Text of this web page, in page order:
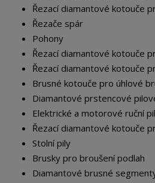
Řezací diamantové kotouče
Řezače spár
Pohony
Řezací diamantové kotouče
Řezací diamantové kotouče
Brusné kotouče pro úhlové
Diamantovéprstencové
Elektrické a motorové ruční
Řezací diamantové kotouče
Stolní pily
Brusky pro broušení podlah
Diamantové brusné